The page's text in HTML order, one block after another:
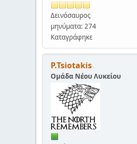
Δεινόσαυρος
μηνύματα: 274
Καταγράφηκε
P.Tsiotakis
Ομάδα Νέου Λυκείου